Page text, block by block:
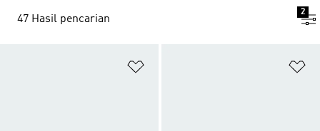
47 Hasil pencarian
2